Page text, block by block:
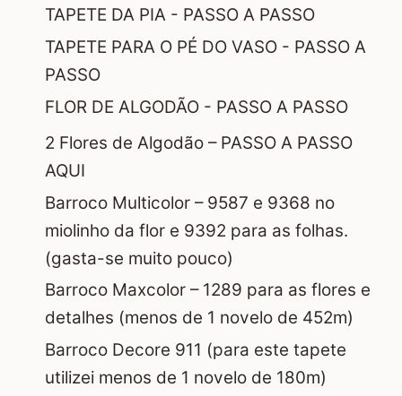
TAPETE DA PIA - PASSO A PASSO
TAPETE PARA O PÉ DO VASO - PASSO A
PASSO
FLOR DE ALGODÃO - PASSO A PASSO
2 Flores de Algodão – PASSO A PASSO
AQUI
Barroco Multicolor – 9587 e 9368 no
miolinho da flor e 9392 para as folhas.
(gasta-se muito pouco)
Barroco Maxcolor – 1289 para as flores e
detalhes (menos de 1 novelo de 452m)
Barroco Decore 911 (para este tapete
utilizei menos de 1 novelo de 180m)